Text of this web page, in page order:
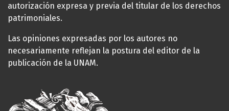
autorización expresa y previa del titular de los derechos
patrimoniales.
Las opiniones expresadas por los autores no
necesariamente reflejan la postura del editor de la
publicación de la UNAM.